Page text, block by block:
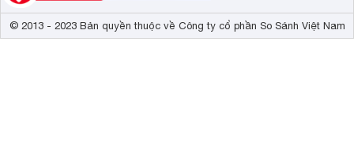
© 2013 - 2023 Bản quyền thuộc về Công ty cổ phần So Sánh Việt Nam